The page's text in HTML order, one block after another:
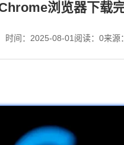
浏览器下载
时间：2025-08-01 阅读：0来源：